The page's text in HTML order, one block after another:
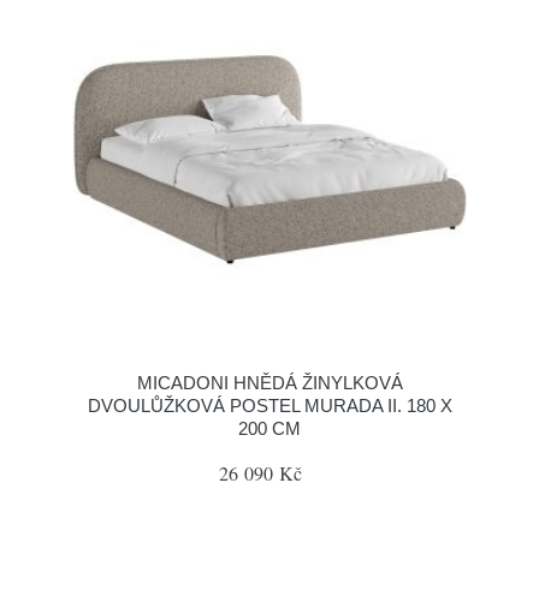
MICADONI HNĚDÁ ŽINYLKOVÁ
DVOULŮŽKOVÁ POSTEL MURADA II. 180 X
200 CM
26 090 Kč